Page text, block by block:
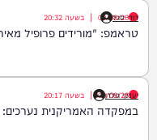
דודי סגל
09/08/26
| בשעה 20:32
טראמפ: "מורידים פרופיל
יענקי גולדן
09/08/26
| בשעה 20:17
במפקדה האמריקנית נערכים: